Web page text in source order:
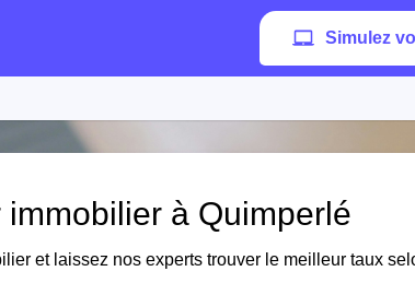
Simulez
immobilier à Quimperlé
et laissez nos experts trouver le meilleur taux